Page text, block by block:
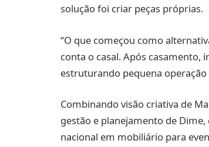
solução foi criar peças próprias.
“O que começou como
conta o casal. Após
estruturando pequena operação
Combinando visão criativa de
gestão e planejamento de
nacional em mobiliário para